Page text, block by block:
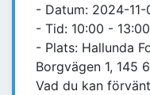
- Datum: 2024-11-
- Tid: 10:00 - 13:00
- Plats: Hallunda
Borgvägen 1, 145
Vad du kan